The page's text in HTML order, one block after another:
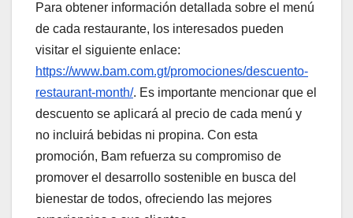
Para obtener información detallada sobre el menú
de cada restaurante, los interesados pueden
visitar el siguiente enlace:
https://www.bam.com.gt/promociones/descuento-
restaurant-month/. Es importante mencionar que el
descuento se aplicará al precio de cada menú y
no incluirá bebidas ni propina. Con esta
promoción, Bam refuerza su compromiso de
promover el desarrollo sostenible en busca del
bienestar de todos, ofreciendo las mejores